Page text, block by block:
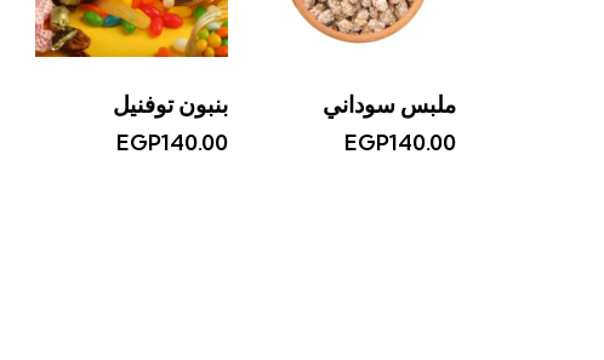
ملبس سوداني
EGP140.00
بنبون توفنيل
EGP140.00